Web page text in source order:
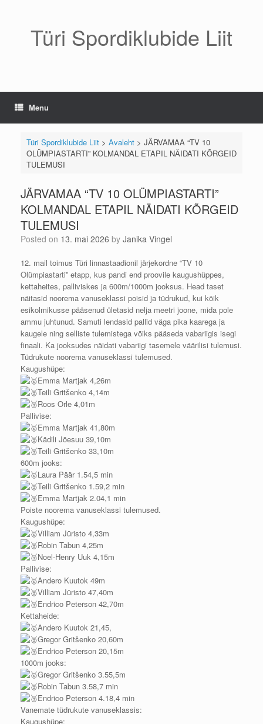
Türi Spordiklubide Liit
Menu
Türi Spordiklubide Liit> Avaleht> JÄRVAMAA “TV 10
OLÜMPIASTARTI” KOLMANDAL ETAPIL NÄIDATI KÕRGEID
TULEMUSI
JÄRVAMAA “TV 10 OLÜMPIASTARTI”
KOLMANDAL ETAPIL NÄIDATI KÕRGEID
TULEMUSI
Posted on 13. mai 2026 by Janika Vingel
12. mail toimus Türi linnastaadionil järjekordne “TV 10
Olümpiastarti” etapp, kus pandi end proovile kaugushüppes,
kettaheites, palliviskes ja 600m/1000m jooksus. Head taset
näitasid noorema vanuseklassi poisid ja tüdrukud, kui kõik
esikolmikusse pääsenud ületasid nelja meetri joone, mida pole
ammu juhtunud. Samuti lendasid pallid väga pika kaarega ja
kaugele ning selliste tulemistega võiks pääseda vabariigis isegi
finaali. Ka jooksudes näidati vabariigi tasemele väärilisi tulemusi.
Tüdrukute noorema vanuseklassi tulemused.
Kaugushüpe:
Emma Martjak 4,26m
Teili Gritšenko 4,14m
Roos Orle 4,01m
Pallivise:
Emma Martjak 41,80m
Kädili Jõesuu 39,10m
Teili Gritšenko 33,10m
600m jooks:
Laura Päär 1.54,5 min
Teili Gritšenko 1.59,2 min
Emma Martjak 2.04,1 min
Poiste noorema vanuseklassi tulemused.
Kaugushüpe:
Villiam Jüristo 4,33m
Robin Tabun 4,25m
Noel-Henry Uuk 4,15m
Pallivise:
Andero Kuutok 49m
Villiam Jüristo 47,40m
Endrico Peterson 42,70m
Kettaheide:
Andero Kuutok 21,45,
Gregor Gritšenko 20,60m
Endrico Peterson 20,15m
1000m jooks:
Gregor Gritšenko 3.55,5m
Robin Tabun 3.58,7 min
Endrico Peterson 4.18,4 min
Vanemate tüdrukute vanuseklassis:
Kaugushüpe: